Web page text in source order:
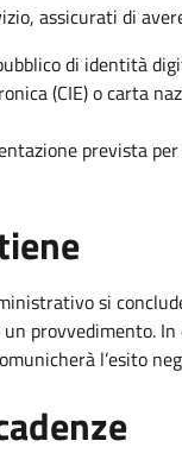
assicurati di
di identità
(CIE) o carta
prevista
si
un provvedimento.
l’esito